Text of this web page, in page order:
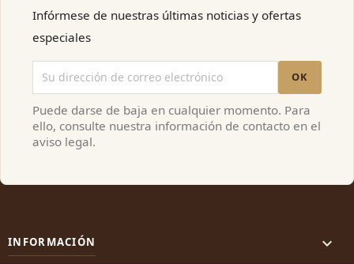
Infórmese de nuestras últimas noticias y ofertas
especiales
Puede darse de baja en cualquier momento. Para
ello, consulte nuestra información de contacto en el
aviso legal.
INFORMACIÓN 